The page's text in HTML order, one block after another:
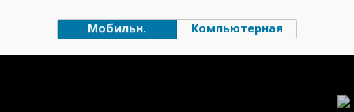
Мобильн. Компьютерная